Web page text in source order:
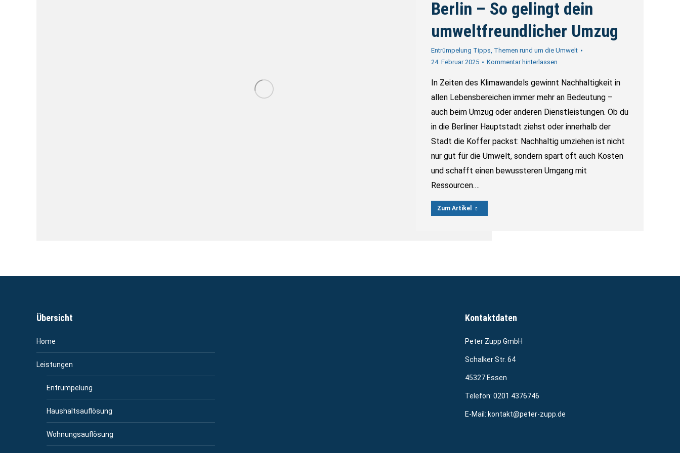
Berlin – So gelingt dein
umweltfreundlicher Umzug
Entrümpelung Tipps, Themen rund um die Umwelt
24. Februar 2025
Kommentar hinterlassen
In Zeiten des Klimawandels gewinnt Nachhaltigkeit in
allen Lebensbereichen immer mehr an Bedeutung –
auch beim Umzug oder anderen Dienstleistungen. Ob du
in die Berliner Hauptstadt ziehst oder innerhalb der
Stadt die Koffer packst: Nachhaltig umziehen ist nicht
nur gut für die Umwelt, sondern spart oft auch Kosten
und schafft einen bewussteren Umgang mit
Ressourcen.…
Zum Artikel
Übersicht
Home
Leistungen
Entrümpelung
Haushaltsauflösung
Wohnungsauflösung
Kontaktdaten
Peter Zupp GmbH
Schalker Str. 64
45327 Essen
Telefon: 0201 4376746
E-Mail: kontakt@peter-zupp.de